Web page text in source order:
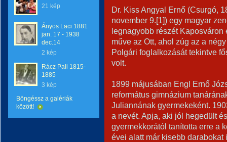
21 kép
Ányos Laci 1881
jan. 17 - 1938
dec.14
2 kép
Rácz Pali 1815-
1885
3 kép
Böngéssz a galériák
között!
Dr. Kiss Angyal Ernő (Csurgó,
november 9.[1]) egy magyar
legnagyobb részét
műve az Ott, ahol zúg az a
Polgári foglalkozását tekintve
volt.
1899 májusában Engl Ernő
református gimnázium
Juliannának gyermekeként.
a nevét. Apja, aki jól hegedült
gyermekkorától tanította erre a
évei alatt már kisebb